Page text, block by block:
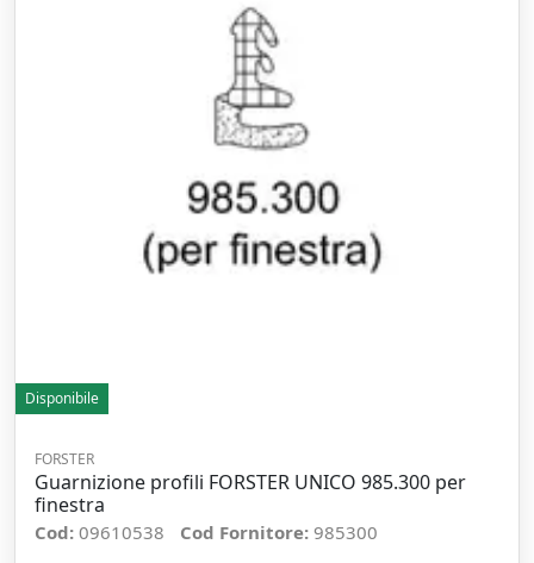
Disponibile
FORSTER
Guarnizione profili FORSTER UNICO 985.300 per
finestra
Cod: 09610538 Cod Fornitore: 985300